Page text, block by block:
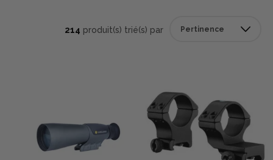
214 produit(s) trié(s) par